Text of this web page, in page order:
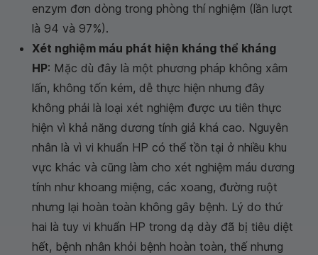
enzym đơn dòng trong phòng thí nghiệm (lần lượt
là 94 và 97%).
Xét nghiệm máu phát hiện kháng thể kháng
HP: Mặc dù đây là một phương pháp không xâm
lấn, không tốn kém, dễ thực hiện nhưng đây
không phải là loại xét nghiệm được ưu tiên thực
hiện vì khả năng dương tính giả khá cao. Nguyên
nhân là vì vi khuẩn HP có thể tồn tại ở nhiều khu
vực khác và cũng làm cho xét nghiệm máu dương
tính như khoang miệng, các xoang, đường ruột
nhưng lại hoàn toàn không gây bệnh. Lý do thứ
hai là tuy vi khuẩn HP trong dạ dày đã bị tiêu diệt
hết, bệnh nhân khỏi bệnh hoàn toàn, thế nhưng